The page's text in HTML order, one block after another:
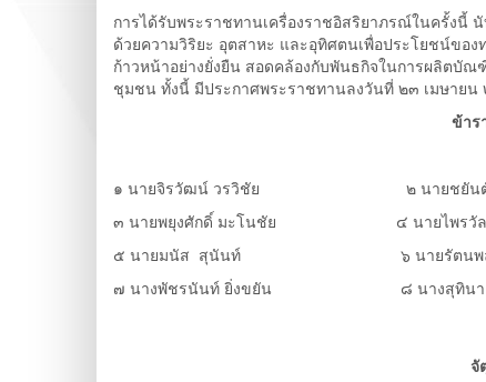
การได้รับพระราชทานเครื่องราชอิสริยาภรณ์ในครั้ง
ด้วยความวิริยะ อุตสาหะ และอุทิศตนเพื่อประโยชน์ขอ
ก้าวหน้าอย่างยั่งยืน สอดคล้องกับพันธกิจในการผลิตบั
ชุมชน ทั้งนี้ มีประกาศพระราชทานลงวันที่ ๒๓ เมษาย
ข้าร
๑ นายจิรวัฒน์ วรวิชัย ๒ นายชยันต์ ค
๓ นายพยุงศักดิ์ มะโนชัย ๔ นายไพรวัลย์
๕ นายมนัส สุนันท์ ๖ นายรัตนพล
๗ นางพัชรนันท์ ยิ่งขยัน ๘ นางสุทินา พึ่
จั